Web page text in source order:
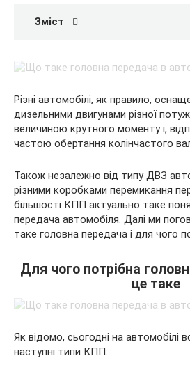
Зміст
Різні автомобілі, як правило,
дизельними двигунами різної
величиною крутного моменту і,
частою обертання колінчастого
Також незалежно від типу ДВЗ
різними коробками перемикання
більшості КПП актуально таке
передача автомобіля. Далі ми
таке головна передача і для чого
Для чого потрібна
це таке
Як відомо, сьогодні на автомобілі
наступні типи КПП: